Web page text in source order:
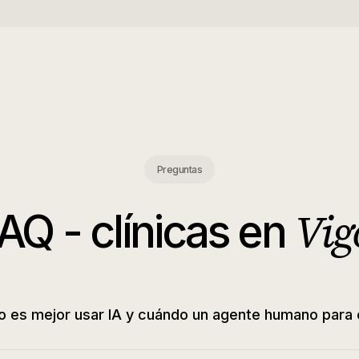
Preguntas
- clínicasen
es mejor usar IA y cuándo un agente humano para